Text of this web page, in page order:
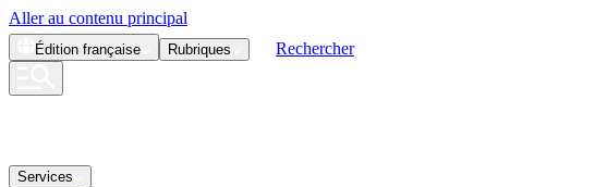
Aller au contenu principal
Édition française Rubriques Rechercher
Services